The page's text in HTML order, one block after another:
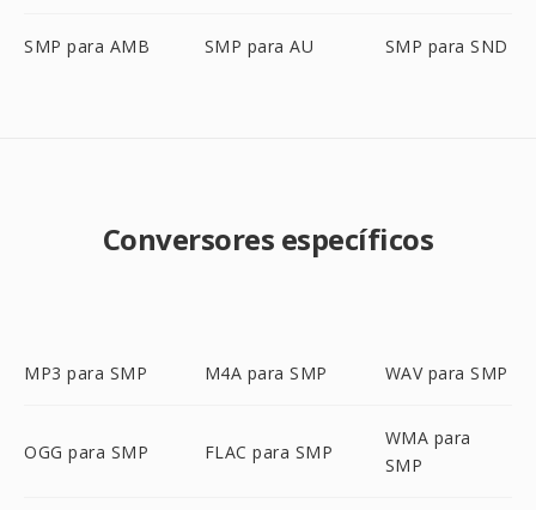
SMP para AMB SMP para AU SMP para SND
Conversores específicos
MP3 para SMP M4A para SMP WAV para SMP
OGG para SMP FLAC para SMP
WMA para
SMP